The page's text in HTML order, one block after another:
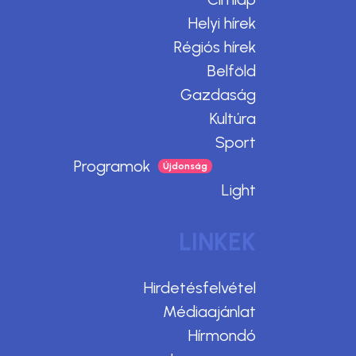
Helyi hírek
Régiós hírek
Belföld
Gazdaság
Kultúra
Sport
Programok
Light
LINKEK
Hirdetésfelvétel
Médiaajánlat
Hírmondó